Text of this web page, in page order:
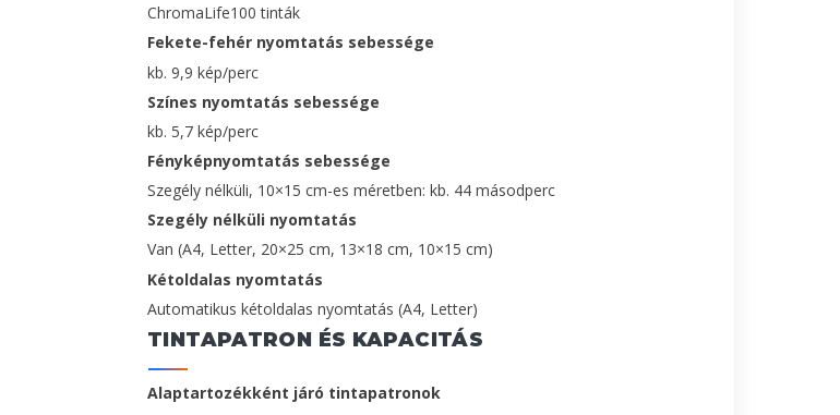
ChromaLife100 tinták
Fekete-fehér nyomtatás sebessége
kb. 9,9 kép/perc
Színes nyomtatás sebessége
kb. 5,7 kép/perc
Fényképnyomtatás sebessége
Szegély nélküli, 10×15 cm-es méretben: kb. 44 másodperc
Szegély nélküli nyomtatás
Van (A4, Letter, 20×25 cm, 13×18 cm, 10×15 cm)
Kétoldalas nyomtatás
Automatikus kétoldalas nyomtatás (A4, Letter)
TINTAPATRON ÉS KAPACITÁS
Alaptartozékként járó tintapatronok